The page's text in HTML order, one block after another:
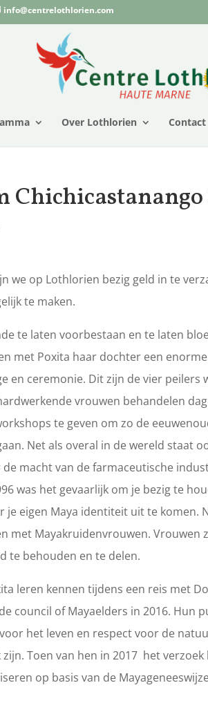
info@centrelothlorien.com
Over Lothlorien Contact
we op Lothlorien bezig geld in te
te maken.
te laten voorbestaan en te laten
met Poxita haar dochter een
en ceremonie. Dit zijn de vier peilers
vrouwen behandelen
te geven om zo de
Net als overal in de wereld staat
macht van de farmaceutische
was het gevaarlijk om je bezig te
je eigen Maya identiteit uit te komen.
met Mayakruidenvrouwen. Vrouwen
te behouden en te delen.
leren kennen tijdens een reis met
council of Mayaelders in 2016. Hun
het leven en respect voor de
Toen van hen in 2017 het
op basis van de